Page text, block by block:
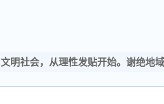
文明社会，从理性发贴开始。谢绝地